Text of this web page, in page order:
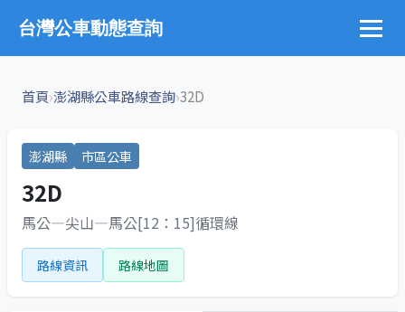
台灣公車動態查詢
首頁›澎湖縣公車路線查詢›32D
澎湖縣 市區公車
32D
馬公—尖山—馬公[12：15]循環線
路線資訊 路線地圖